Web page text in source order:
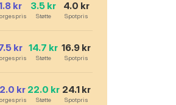
kr 3.5 kr
Støtte
4.0 kr
Spotpris
kr 14.7 kr
Støtte
16.9 kr
Spotpris
kr 22.0 kr
Støtte
24.1kr
Spotpris